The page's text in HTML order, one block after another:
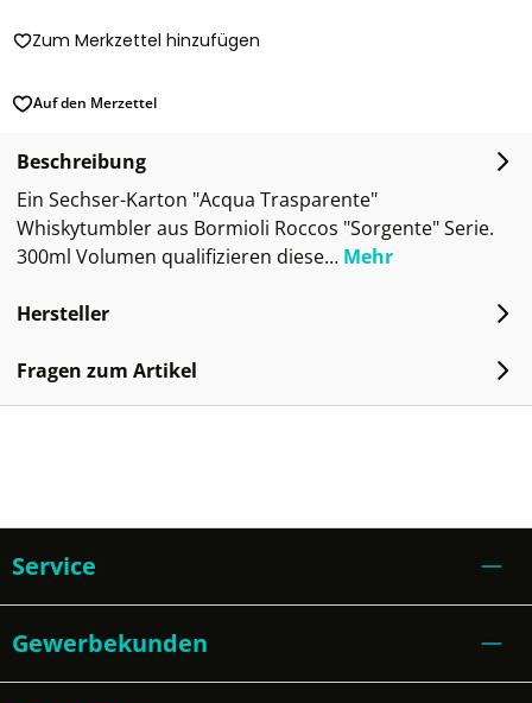
Zum Merkzettel hinzufügen
Auf den Merzettel
Beschreibung
Ein Sechser-Karton "Acqua Trasparente"
Whiskytumbler aus Bormioli Roccos "Sorgente" Serie.
300ml Volumen qualifizieren diese… Mehr
Hersteller
Fragen zum Artikel
Service
Gewerbekunden